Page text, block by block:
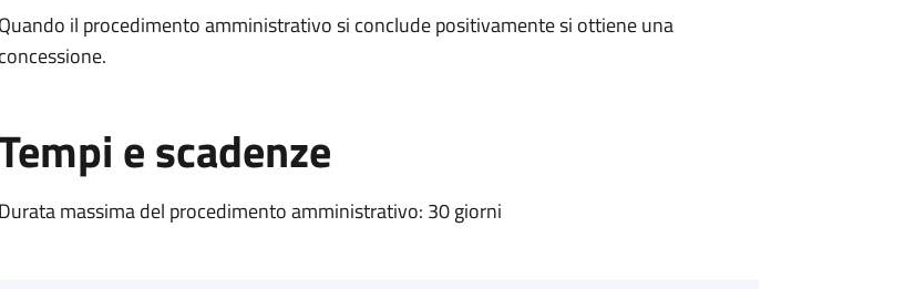
Quando il procedimento amministrativo si conclude positivamente si ottiene una
concessione.
e scadenze
Durata massima del procedimento amministrativo: 30 giorni